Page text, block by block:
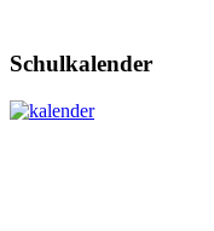
Schulkalender